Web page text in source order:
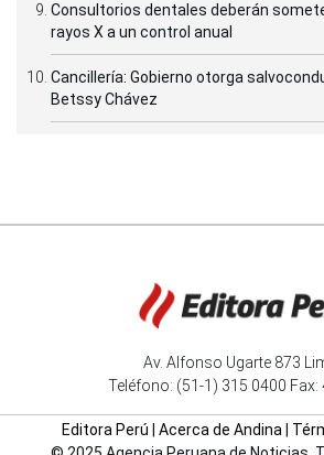
Consultorios dentales deberán
rayos X a un control anual
Cancillería: Gobierno otorga
Betssy Chávez
Av. Alfonso Ugarte 873
Teléfono: (51-1) 315 0400 Fax:
Editora Perú Acerca de Andina